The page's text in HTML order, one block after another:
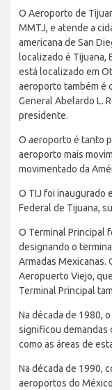
O Aeroporto de
MMTJ, e atende a
americana de San
localizado é Tijuana,
está localizado em
aeroporto também é
General Abelardo L.
presidente.
O aeroporto é tanto
aeroporto mais
movimentado da
O TIJ foi inaugurado
Federal de Tijuana,
O Terminal Principal
designando o
Armadas Mexicanas.
Aeropuerto Viejo,
Terminal Principal
Na década de 1980,
significou demandas
como as áreas de
Na década de 1990,
aeroportos do